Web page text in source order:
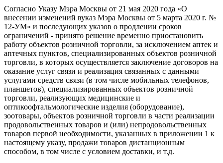
Согласно Указу Мэра Москвы от 21 мая 2020 года «О
внесении изменений вуказ Мэра Москвы от 5 марта 2020 г. №
12-УМ» и последующих указов о продлении сроков
ограничений - принято решение временно приостановить
работу объектов розничной торговли, за исключением аптек и
аптечных пунктов, специализированных объектов розничной
торговли, в которых осуществляется заключение договоров на
оказание услуг связи и реализация связанных с данными
услугами средств связи (в том числе мобильных телефонов,
планшетов), специализированных объектов розничной
торговли, реализующих медицинские и
оптикоофтальмологические изделия (оборудование),
зоотовары, объектов розничной торговли в части реализации
продовольственных товаров и (или) непродовольственных
товаров первой необходимости, указанных в приложении 1 к
настоящему указу, продажи товаров дистанционным
способом, в том числе с условием доставки, и т.д.